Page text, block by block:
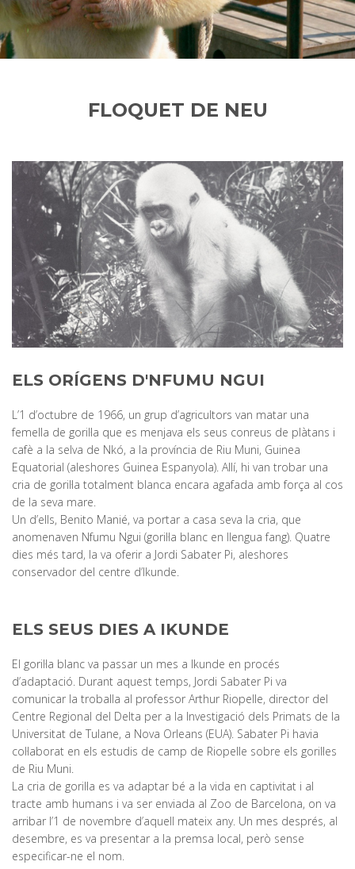
FLOQUET DE NEU
ELS ORÍGENS D'NFUMU NGUI
L’1 d’octubre de 1966, un grup d’agricultors van matar una
femella de goril·la que es menjava els seus conreus de plàtans i
cafè a la selva de Nkó, a la província de Riu Muni, Guinea
Equatorial (aleshores Guinea Espanyola). Allí, hi van trobar una
cria de goril·la totalment blanca encara agafada amb força al cos
de la seva mare.
Un d’ells, Benito Manié, va portar a casa seva la cria, que
anomenaven Nfumu Ngui (goril·la blanc en llengua fang). Quatre
dies més tard, la va oferir a Jordi Sabater Pi, aleshores
conservador del centre d’Ikunde.
ELS SEUS DIES A IKUNDE
El goril·la blanc va passar un mes a Ikunde en procés
d’adaptació. Durant aquest temps, Jordi Sabater Pi va
comunicar la troballa al professor Arthur Riopelle, director del
Centre Regional del Delta per a la Investigació dels Primats de la
Universitat de Tulane, a Nova Orleans (EUA). Sabater Pi havia
col·laborat en els estudis de camp de Riopelle sobre els goril·les
de Riu Muni.
La cria de goril·la es va adaptar bé a la vida en captivitat i al
tracte amb humans i va ser enviada al Zoo de Barcelona, on va
arribar l’1 de novembre d’aquell mateix any. Un mes després, al
desembre, es va presentar a la premsa local, però sense
especificar-ne el nom.